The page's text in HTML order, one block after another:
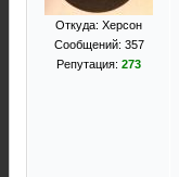
Откуда: Херсон
Сообщений: 357
Репутация: 273